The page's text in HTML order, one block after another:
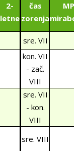
2-
letne
čas
zorenja
MPC
sre. VII
kon. VII
- zač.
VIII
sre. VII
- kon.
VIII
sre. VIII